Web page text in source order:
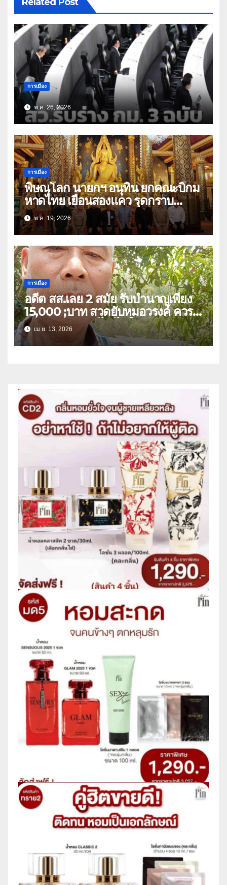
การเมือง
พ.ค. 26, 2026
การเมือง
พิษณุโลก นายกฯ อนุทิน ยกคณะบิ๊กม
หาดไทย เยือนสองแคว รุดกราบ
พระพุทธชินราช ก่อนมีภารกิจร่วมฟัง
พระสวดอธิธรรม บิดา สส.พรรคภูมิใจ
ไทย เขต 3
พ.ค. 19, 2026
การเมือง
อดีต สส.เลย 2 สมัย รับบำนาญเพียง
15,000 ;บาท สวดยับหมอวรงค์ ควร
หาวิธีปรับลดแก้ไข ไม่ใช่ยกเลิก
เม.ย. 13, 2026